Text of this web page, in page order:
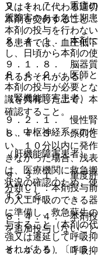
９．１．７． 重症
質障害のある急性期
本剤の投与を行わな
る患者では、血圧低
９．１．８． 脳器
れるおそれがある。
（腎機能障害患者）
９．２．１． 慢性
し、中枢神経系への
（肝機能障害患者）
９．３．１． 重度肝
分類Ｃ）：本剤投与
の人工呼吸のできる
に準備し、救急蘇生
与すること（本剤の
強又は遷延して呼吸
それがある）〔１６
又はそれに代わる適
本剤を交付すること
８．４．１． 本剤
し、日頃から本剤の
８．４．２． 医師と
本剤の投与が必要と
識を共有した上で、
確認すること。
８．４．３． 原則
い、１０分以内に発
きなかった場合、浅
は、医療機関に救急
状況の確認のため、
すること。
８．４．４． 本剤投
を追加投与しないこ
８．４．５． 呼吸抑